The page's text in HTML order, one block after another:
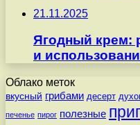
21.11.2025
Ягодный крем:
и
Облако меток
вкусный грибами десерт
печенье пирог полезные